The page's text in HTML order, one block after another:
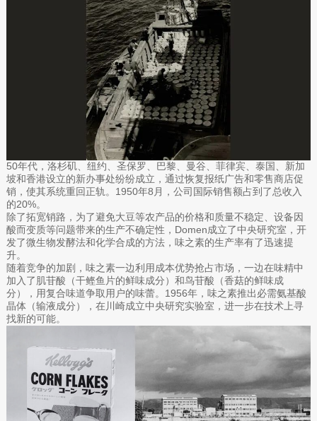
50年代，洛杉矶、纽约、圣保罗、巴黎、曼谷、菲律宾、泰国、新加
坡和香港设立的新办事处纷纷成立，通过恢复报纸广告和零售商店促
销，使其系统重回正轨。1950年8月，公司国际销售额占到了总收入
的20%。
除了拓宽销路，为了避免大豆等农产品的价格和质量不稳定、设备因
酸而变质等问题带来的生产不确定性，Domen成立了中央研究室，开
发了微生物发酵法和化学合成的方法，味之素的生产率有了迅速提
升。
随着竞争的加剧，味之素一边利用成本优势抢占市场，一边在味精中
加入了肌苷酸（干鲣鱼片的鲜味成分）和鸟苷酸（香菇的鲜味成
分），用复合味道争取用户的味蕾。1956年，味之素推出必需氨基酸
晶体（输液成分），在川崎成立中央研究实验室，进一步在技术上寻
找新的可能。